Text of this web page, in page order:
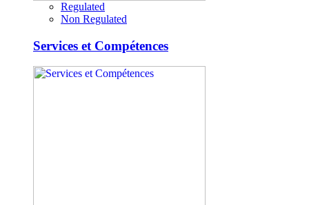
Regulated
Non Regulated
Services et Compétences